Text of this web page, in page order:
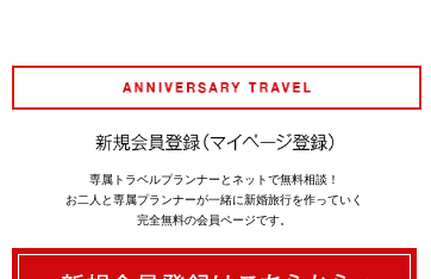
専属トラベルプランナーとネットで無料相談！
お二人と専属プランナーが一緒に新婚旅行を作っていく
完全無料の会員ページです。